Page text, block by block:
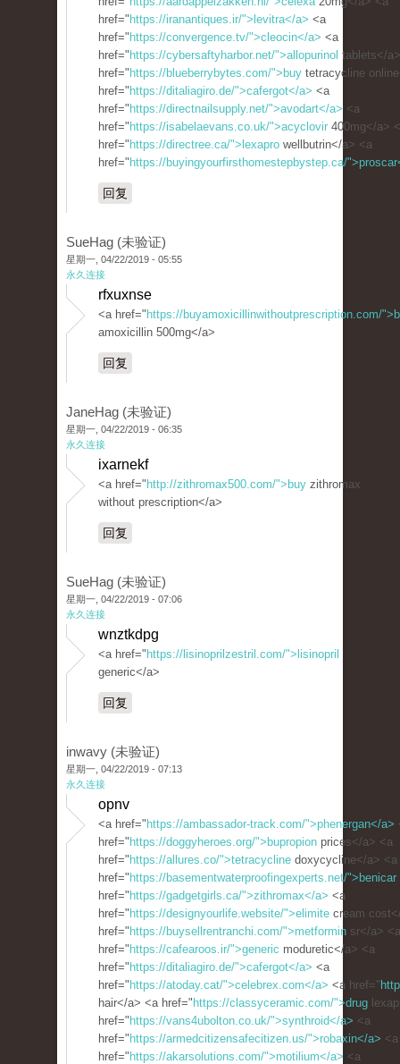
href=" https://iranantiques.ir/">levitra</a> <a
href=" https://convergence.tv/">cleocin</a> <a
href=" https://cybersaftyharbor.net/">allopurinol tablets</
href=" https://blueberrybytes.com/">buy tetracycline
href=" https://ditaliagiro.de/">cafergot</a> <a
href=" https://directnailsupply.net/">avodart</a> <a
href=" https://isabelaevans.co.uk/">acyclovir 400mg</a>
href=" https://directree.ca/">lexapro wellbutrin</a> <a
href=" https://buyingyourfirsthomestepbystep.ca/
回复
SueHag (未验证)
星期一, 04/22/2019 - 05:55
永久连接
rfxuxnse
<a href=" https://buyamoxicillinwithoutprescription.com/
amoxicillin 500mg</a>
回复
JaneHag (未验证)
星期一, 04/22/2019 - 06:35
永久连接
ixarnekf
<a href=" http://zithromax500.com/">buy zithromax
without prescription</a>
回复
SueHag (未验证)
星期一, 04/22/2019 - 07:06
永久连接
wnztkdpg
<a href=" https://lisinoprilzestril.com/">lisinopril
generic</a>
回复
inwavy (未验证)
星期一, 04/22/2019 - 07:13
永久连接
opnv
<a href=" https://ambassador-track.com/">phenergan</a>
href=" https://doggyheroes.org/">bupropion prices</a> <a
href=" https://allures.co/">tetracycline doxycycline</a> <a
href=" https://basementwaterproofingexperts.net/">benicar
href=" https://gadgetgirls.ca/">zithromax</a> <a
href=" https://designyourlife.website/">elimite cream
href=" https://buysellrentranchi.com/">metformin sr</a> <a
href=" https://cafearoos.ir/">generic moduretic</a> <a
href=" https://ditaliagiro.de/">cafergot</a> <a
href=" https://atoday.cat/">celebrex.com</a> <a href="
hair</a> <a href=" https://classyceramic.com/">drug
href=" https://vans4ubolton.co.uk/">synthroid</a> <a
href=" https://armedcitizensafecitizen.us/">robaxin</a> <a
href=" https://akarsolutions.com/">motilium</a> <a